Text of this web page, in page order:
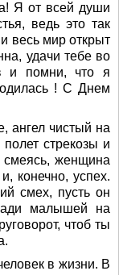
Я от всей души
ведь это так
весь мир открыт
удачи тебе во
и помни, что я
! С Днем
ангел чистый на
стрекозы и
смеясь, женщина
конечно, успех.
смех, пусть он
малышей на
чтоб ты
в жизни. В